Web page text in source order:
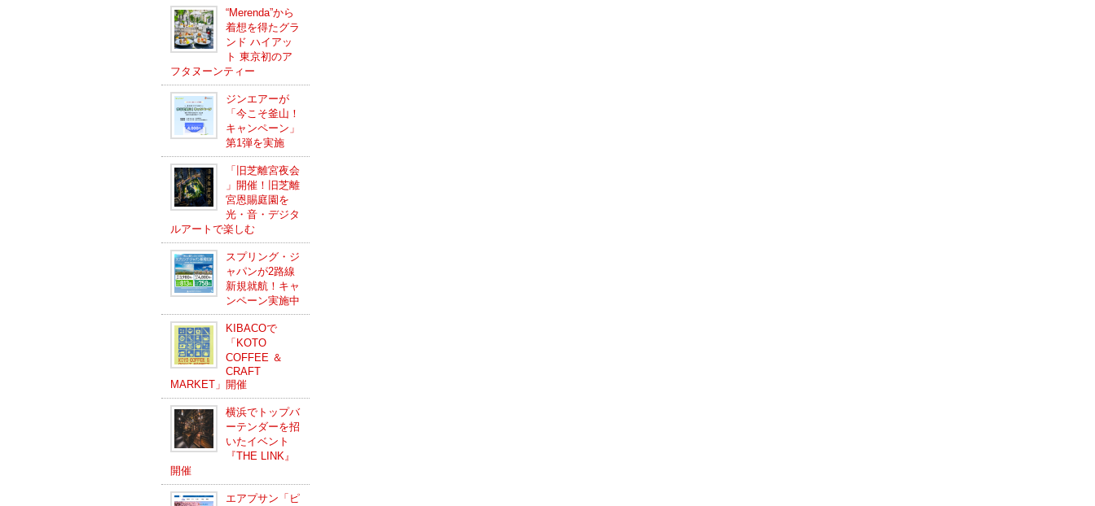
“Merenda”から
着想を得たグラ
ンド ハイアッ
ト 東京初のア
フタヌーンティー
ジンエアーが
「今こそ釜山！
キャンペーン」
第1弾を実施
「旧芝離宮夜会
」開催！旧芝離
宮恩賜庭園を
光・音・デジタ
ルアートで楽しむ
スプリング・ジ
ャパンが2路線
新規就航！キャ
ンペーン実施中
KIBACOで
「KOTO
COFFEE ＆
CRAFT
MARKET」開催
横浜でトップバ
ーテンダーを招
いたイベント
『THE LINK』
開催
エアプサン「ピ